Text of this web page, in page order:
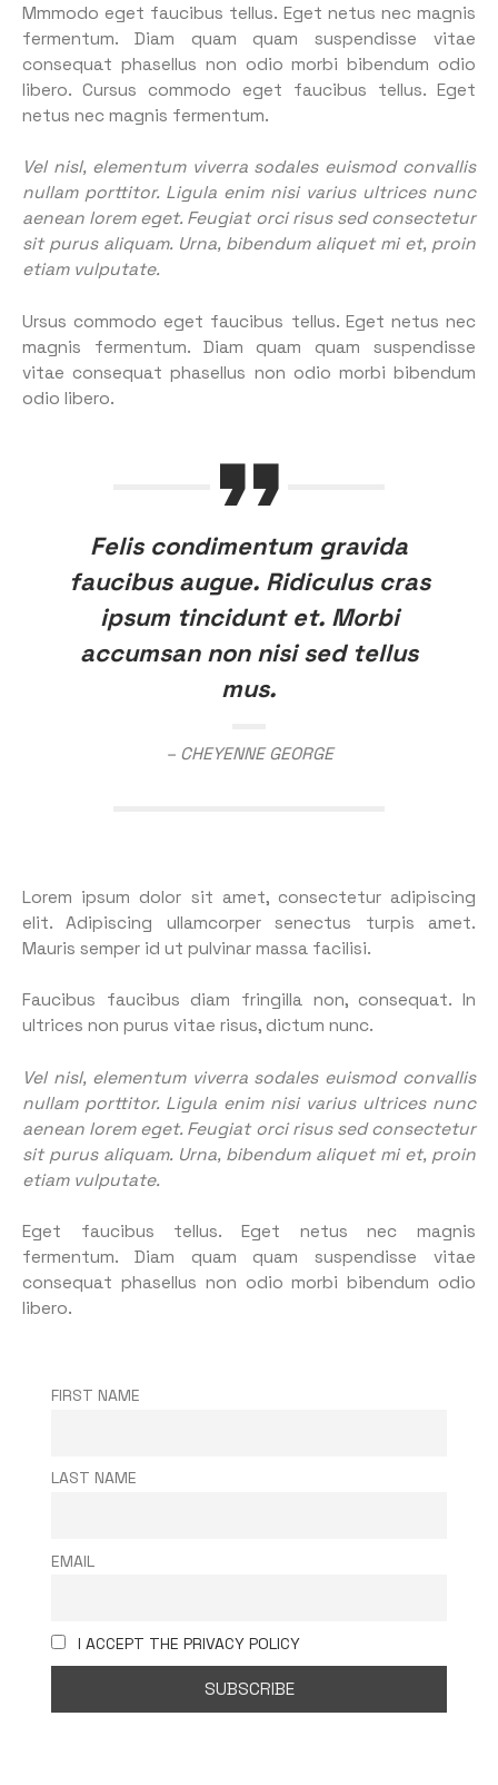
Mmmodo eget faucibus tellus. Eget netus nec magnis
fermentum. Diam quam quam suspendisse vitae
consequat phasellus non odio morbi bibendum odio
libero. Cursus commodo eget faucibus tellus. Eget
netus nec magnis fermentum.
Vel nisl, elementum viverra sodales euismod convallis
nullam porttitor. Ligula enim nisi varius ultrices nunc
aenean lorem eget. Feugiat orci risus sed consectetur
sit purus aliquam. Urna, bibendum aliquet mi et, proin
etiam vulputate.
Ursus commodo eget faucibus tellus. Eget netus nec
magnis fermentum. Diam quam quam suspendisse
vitae consequat phasellus non odio morbi bibendum
odio libero.
Felis condimentum gravida
faucibus augue. Ridiculus cras
ipsum tincidunt et. Morbi
accumsan non nisi sed tellus
mus.
– CHEYENNE GEORGE
Lorem ipsum dolor sit amet, consectetur adipiscing
elit. Adipiscing ullamcorper senectus turpis amet.
Mauris semper id ut pulvinar massa facilisi.
Faucibus faucibus diam fringilla non, consequat. In
ultrices non purus vitae risus, dictum nunc.
Vel nisl, elementum viverra sodales euismod convallis
nullam porttitor. Ligula enim nisi varius ultrices nunc
aenean lorem eget. Feugiat orci risus sed consectetur
sit purus aliquam. Urna, bibendum aliquet mi et, proin
etiam vulputate.
Eget faucibus tellus. Eget netus nec magnis
fermentum. Diam quam quam suspendisse vitae
consequat phasellus non odio morbi bibendum odio
libero.
FIRST NAME
LAST NAME
EMAIL
I ACCEPT THE PRIVACY POLICY